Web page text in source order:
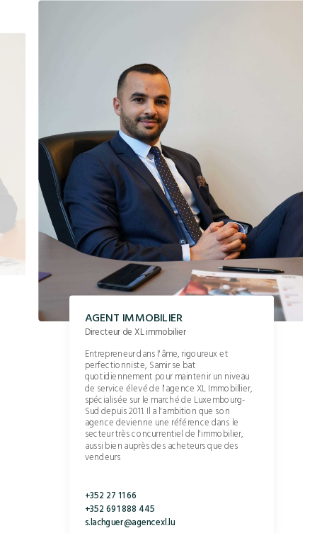
AGENT IMMOBILIER
Directeur de XL immobilier
Entrepreneur dans l'âme, rigoureux et
perfectionniste, Samir se bat
quotidiennement pour maintenir un niveau
de service élevé de l'agence XL Immobillier,
spécialisée sur le marché de Luxembourg-
Sud depuis 2011. Il a l'ambition que son
agence devienne une référence dans le
secteur très concurrentiel de l'immobilier,
aussi bien auprès des acheteurs que des
vendeurs
+352 27 11 66
+352 691 888 445
s.lachguer@agencexl.lu